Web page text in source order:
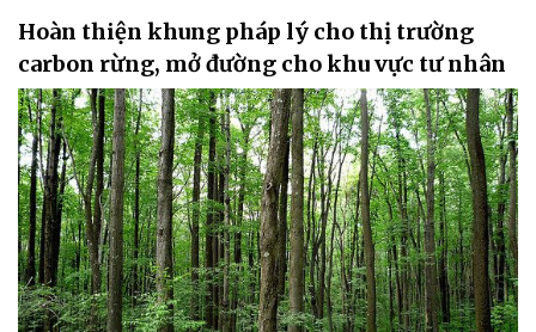
Hoàn thiện khung pháp lý cho thị trường
carbon rừng, mở đường cho khu vực tư nhân